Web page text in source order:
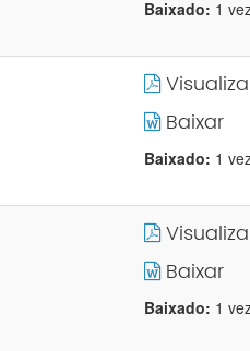
Baixado: 1
Baixar
Baixado: 1
Baixar
Baixado: 1